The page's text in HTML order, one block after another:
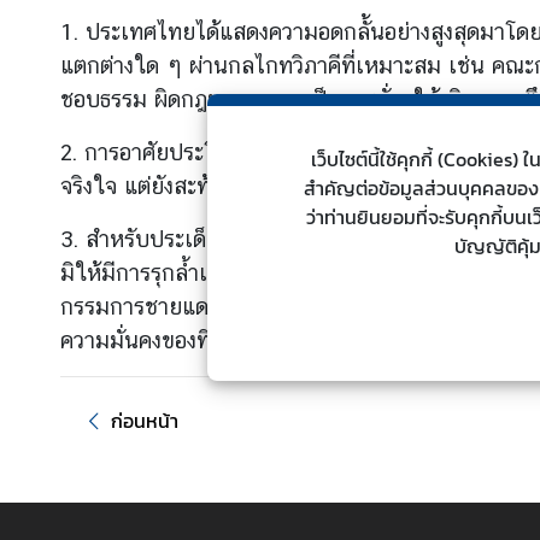
ต่
า
ง
ป
ร
ะ
เ
ท
ศ
น
ก
1. ประเทศไทยได้แสดงความอดกลั้นอย่างสูงสุดมาโ
แตกต่างใด ๆ ผ่านกลไกทวิภาคีที่เหมาะสม เช่น คณ
ชอบธรรม ผิดกฎหมาย และเป็นการยั่วยุให้เกิดความตึ
2. การอาศัยประโยชน์จากการให้ความช่วยเหลือช
จริงใจ แต่ยังสะท้อนถึงเจตนาร้ายที่แท้จริงของฝ่ายกัม
3. สำหรับประเด็นที่เกี่ยวข้องกับการติดตั้งลวดหนาม
มิให้มีการรุกล้ำเพิ่มเติมจากฝ่ายกัมพูชา และป้องกัน
กรรมการชายแดนทั่วไป (GBC) สมัยวิสามัญ เมื่อวัน
ความมั่นคงของที่ตั้งทางทหารล้ำออกไปนอกเขตของฝ่
ก่อนหน้า
เว็บไซต์นี้ใช้คุกกี้ (Cookies)
สำคัญต่อข้อมูลส่วนบุคคลของ
ว่าท่านยินยอมที่จะรับคุกกี้บนเ
บัญญัติคุ้มค